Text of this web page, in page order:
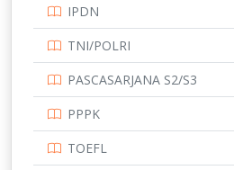
UNIVERSITAS CENDRAWASIH
IPDN
TNI/POLRI
PASCASARJANA S2/S3
PPPK
TOEFL